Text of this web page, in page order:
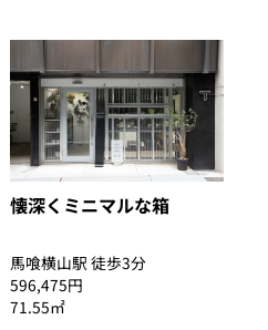
懐深くミニマルな箱
馬喰横山駅 徒歩3分
596,475円
71.55㎡